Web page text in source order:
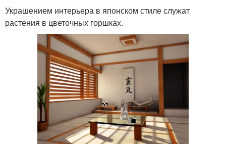
Украшением интерьера в японском стиле служат
растения в цветочных горшках.